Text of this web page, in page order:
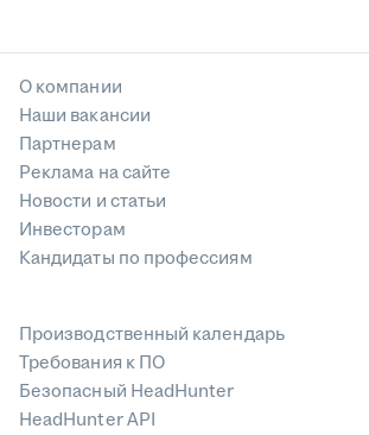
О компании
Наши вакансии
Партнерам
Реклама на сайте
Новости и статьи
Инвесторам
Кандидаты по профессиям
Производственный календарь
Требования к ПО
Безопасный HeadHunter
HeadHunter API